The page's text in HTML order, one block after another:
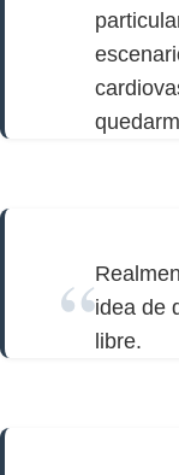
idea de
libre.